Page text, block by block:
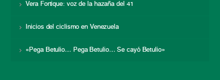
Vera Fortique: voz de la hazaña del 41
Inicios del ciclismo en Venezuela
«Pega Betulio… Pega Betulio… Se cayó Betulio»